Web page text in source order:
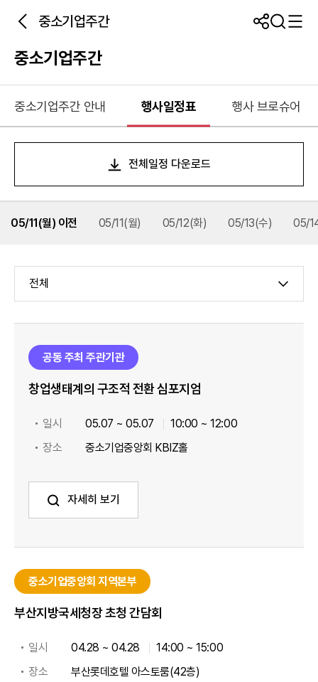
중소기업주간
중소기업주간
중소기업주간 안내 행사일정표 행사 브로슈어
전체일정 다운로드
05/11(월) 이전 05/11(월) 05/12(화) 05/13(수) 05/
공동 주최 주관기관
창업생태계의 구조적 전환 심포지엄
일시 05.07 ~ 05.07
10:00 ~ 12:00
장소
중소기업중앙회 KBIZ홀
자세히 보기
중소기업중앙회 지역본부
부산지방국세청장 초청 간담회
일시 04.28 ~ 04.28
14:00 ~ 15:00
장소
부산롯데호텔 아스토룸(42층)